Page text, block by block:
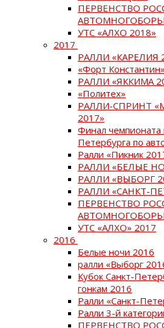
ПЕРВЕНСТВО
УТС «АЛХО 2018»
2017
РАЛЛИ «КАРЕЛИЯ
«Форт Константин»
РАЛЛИ «ЯККИМА
«Политех»
РАЛЛИ-СПРИНТ
2017»
Финал чемпионата
Петербурга по
Ралли «Пикник
РАЛЛИ «БЕЛЫЕ
РАЛЛИ «ВЫБОРГ
РАЛЛИ «САНКТ-
ПЕРВЕНСТВО
УТС «АЛХО» 2017
2016
Белые ночи 2016
ралли «Выборг
Кубок Санкт-
гонкам 2016
Ралли «Санкт-
Ралли 3-й
ПЕРВЕНСТВО